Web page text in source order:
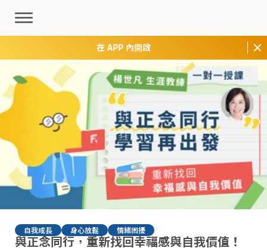
在 APP 內開啟
自我成長 身心放鬆 情緒困擾
與正念同行，重新找回幸福感與自我價值！